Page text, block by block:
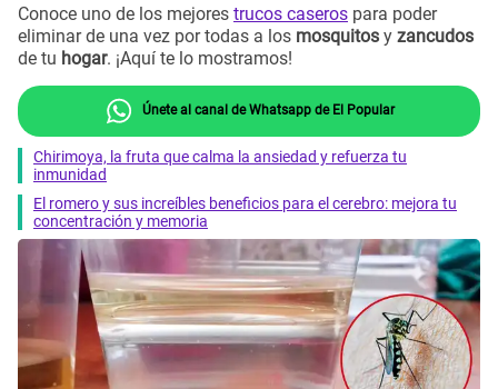
Conoce uno de los mejores trucos caseros para poder
eliminar de una vez por todas a los mosquitos y zancudos
de tu hogar. ¡Aquí te lo mostramos!
Únete al canal de Whatsapp de El Popular
Chirimoya, la fruta que calma la ansiedad y refuerza tu
inmunidad
El romero y sus increíbles beneficios para el cerebro: mejora tu
concentración y memoria